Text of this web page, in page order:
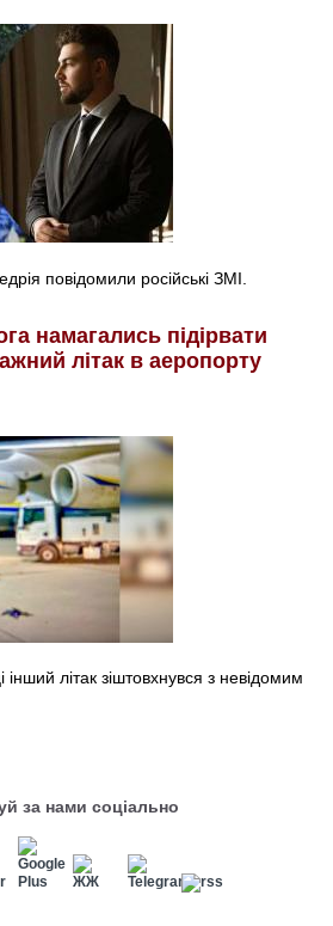
повідомили російські ЗМІ.
намагались підірвати
літак в аеропорту
літак зіштовхнувся з невідомим
за нами соціально